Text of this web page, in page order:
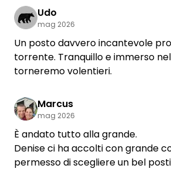
La comunicazione con Denise è
rapida e chiara. Il fiore
puntuale servizio di consegna del
mattino.
Torneremo volentieri.
Udo
mag 2026
Un posto davvero incantevole
torrente. Tranquillo e immerso
torneremo volentieri.
Marcus
mag 2026
È andato tutto alla grande.
Denise ci ha accolti con grande
permesso di scegliere un bel